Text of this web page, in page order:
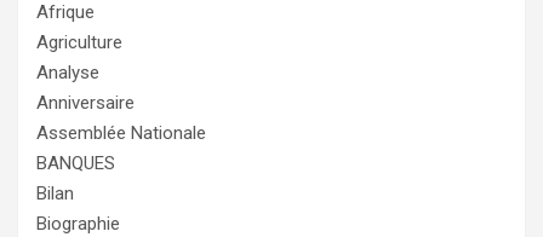
Afrique
Agriculture
Analyse
Anniversaire
Assemblée Nationale
BANQUES
Bilan
Biographie